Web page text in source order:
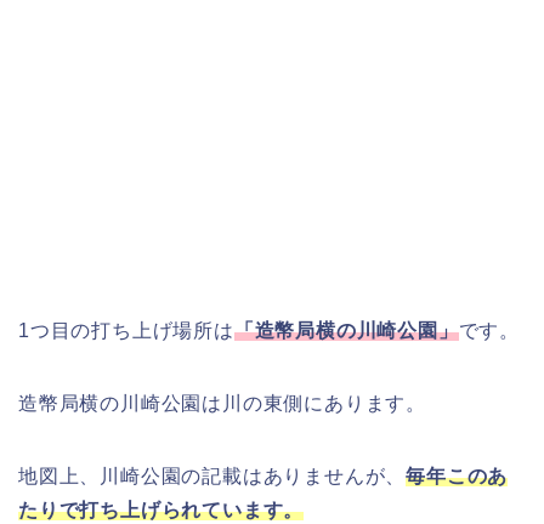
1つ目の打ち上げ場所は「造幣局横の川崎公園」です。
造幣局横の川崎公園は川の東側にあります。
地図上、川崎公園の記載はありませんが、毎年このあ
たりで打ち上げられています。